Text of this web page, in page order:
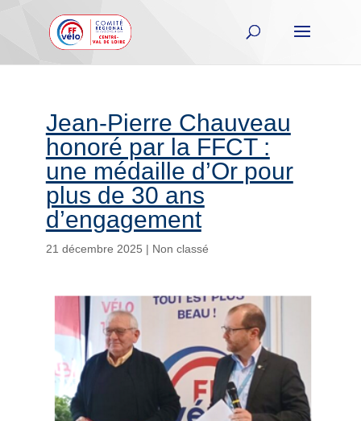
Jean-Pierre Chauveau
honoré par la FFCT :
une médaille d’Or pour
plus de 30 ans
d’engagement
21 décembre 2025 | Non classé